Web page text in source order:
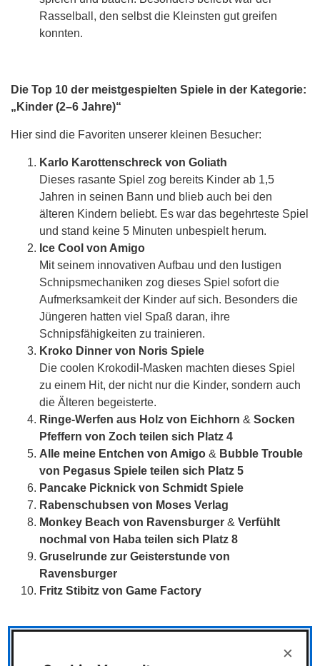
Rasselball, den selbst die Kleinsten gut greifen
konnten.
Die Top 10 der meistgespielten Spiele in der Kategorie:
„Kinder (2–6 Jahre)“
Hier sind die Favoriten unserer kleinen Besucher:
Karlo Karottenschreck von Goliath
Dieses rasante Spiel zog bereits Kinder ab 1,5
Jahren in seinen Bann und blieb auch bei den
älteren Kindern beliebt. Es war das begehrteste Spiel
und stand keine 5 Minuten unbespielt herum.
Ice Cool von Amigo
Mit seinem innovativen Aufbau und den lustigen
Schnipsmechaniken zog dieses Spiel sofort die
Aufmerksamkeit der Kinder auf sich. Besonders die
Jüngeren hatten viel Spaß daran, ihre
Schnipsfähigkeiten zu trainieren.
Kroko Dinner von Noris Spiele
Die coolen Krokodil-Masken machten dieses Spiel
zu einem Hit, der nicht nur die Kinder, sondern auch
die Älteren begeisterte.
Ringe-Werfen aus Holz von Eichhorn & Socken
Pfeffern von Zoch teilen sich Platz 4
Alle meine Entchen von Amigo & Bubble Trouble
von Pegasus Spiele teilen sich Platz 5
Pancake Picknick von Schmidt Spiele
Rabenschubsen von Moses Verlag
Monkey Beach von Ravensburger & Verfühlt
nochmal von Haba teilen sich Platz 8
Gruselrunde zur Geisterstunde von
Ravensburger
Fritz Stibitz von Game Factory
Die Top 10 der meistgespielten Spiele in der Kategorie:
×